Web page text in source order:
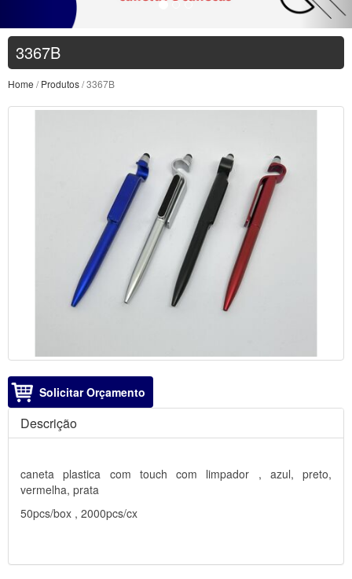
3367B
Home /Produtos/ 3367B
Solicitar Orçamento
Descrição
caneta plastica com touch com limpador , azul, preto,
vermelha, prata
50pcs/box , 2000pcs/cx